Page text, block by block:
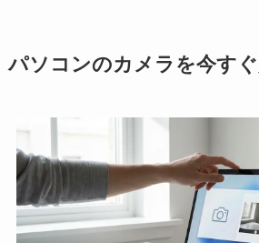
パソコンのカメラを今す